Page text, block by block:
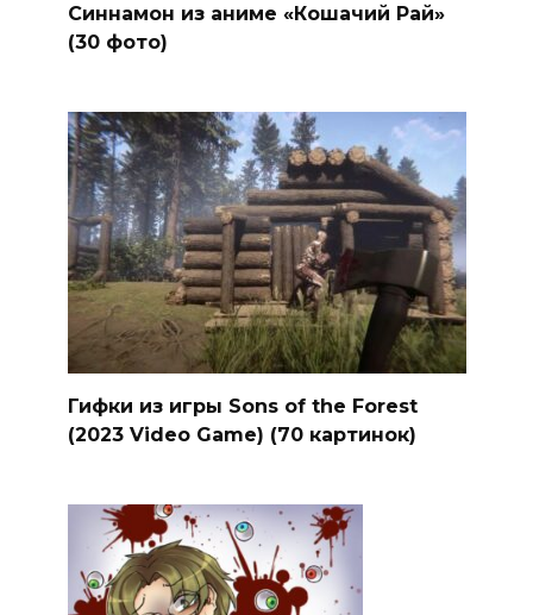
Синнамон из аниме «Кошачий Рай»
(30 фото)
Гифки из игры Sons of the Forest
(2023 Video Game) (70 картинок)